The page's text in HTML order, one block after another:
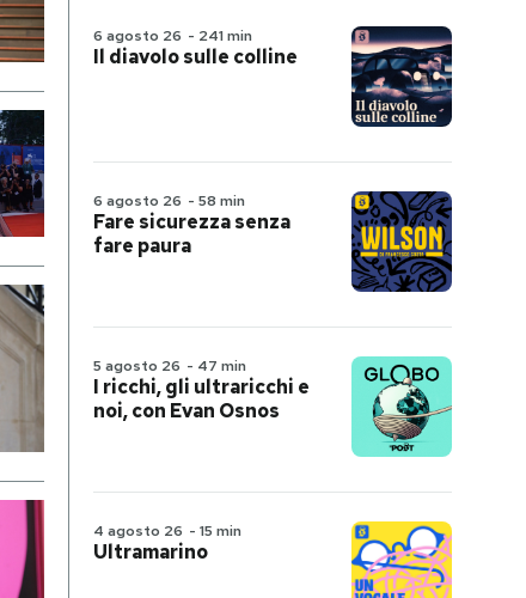
6 agosto 26 - 241 min
Il diavolo sulle colline
6 agosto 26 - 58 min
Fare sicurezza senza
fare paura
5 agosto 26 - 47 min
I ricchi, gli ultraricchi e
noi, con Evan Osnos
4 agosto 26 - 15 min
Ultramarino